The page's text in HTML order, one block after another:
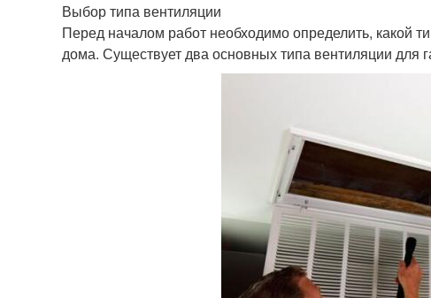
Выбор типа вентиляции
Перед началом работ необходимо определить, какой
дома. Существует два основных типа вентиляции для